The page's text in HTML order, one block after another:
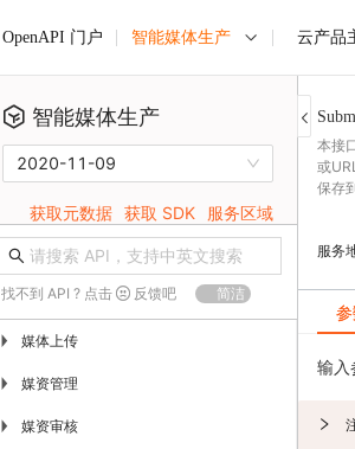
OpenAPI 门户 智能媒体生产 云产品
智能媒体生产
2020-11-09
获取元数据 获取 SDK 服务区域
找不到 API ? 点击 反馈吧 简洁
▶ 媒体上传
▶ 媒资管理
▶ 媒资审核
本接
或
保存
服务
输入